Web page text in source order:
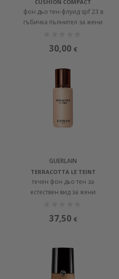
CUSHION COMPACT
фон дьо тен-флуид spf 23 в
гъбичка пълнител за жени
30,00 €
GUERLAIN
TERRACOTTA LE TEINT
течен фон дьо тен за
естествен вид за жени
37,50 €